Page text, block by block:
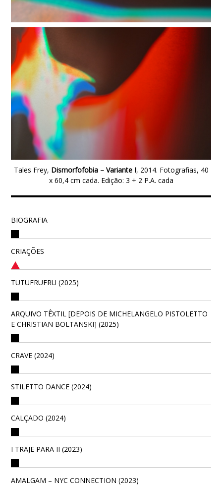
Tales Frey, Dismorfofobia – Variante I, 2014. Fotografias, 40
x 60,4 cm cada. Edição: 3 + 2 P.A. cada
BIOGRAFIA
CRIAÇÕES
TUTUFRUFRU (2025)
ARQUIVO TÊXTIL [DEPOIS DE MICHELANGELO PISTOLETTO
E CHRISTIAN BOLTANSKI] (2025)
CRAVE (2024)
STILETTO DANCE (2024)
CALÇADO (2024)
I TRAJE PARA II (2023)
AMALGAM – NYC CONNECTION (2023)